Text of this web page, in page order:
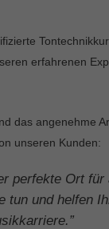
erfahrenen
das angenehme
unseren Kunden:
perfekte Ort
tun und helfen